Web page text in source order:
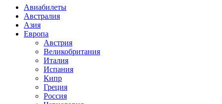
Авиабилеты
Австралия
Азия
Европа
Австрия
Великобритания
Италия
Испания
Кипр
Греция
Россия